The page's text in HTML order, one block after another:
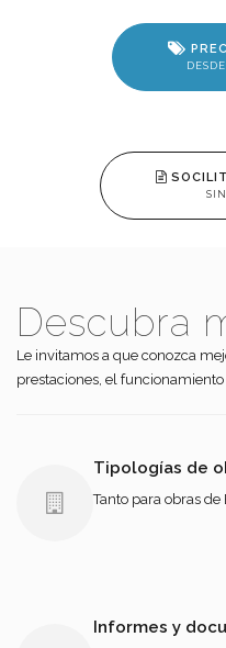
Descubra
Le invitamos a que conozca
prestaciones, el
Tipologías de
Tanto para obras
Informes y